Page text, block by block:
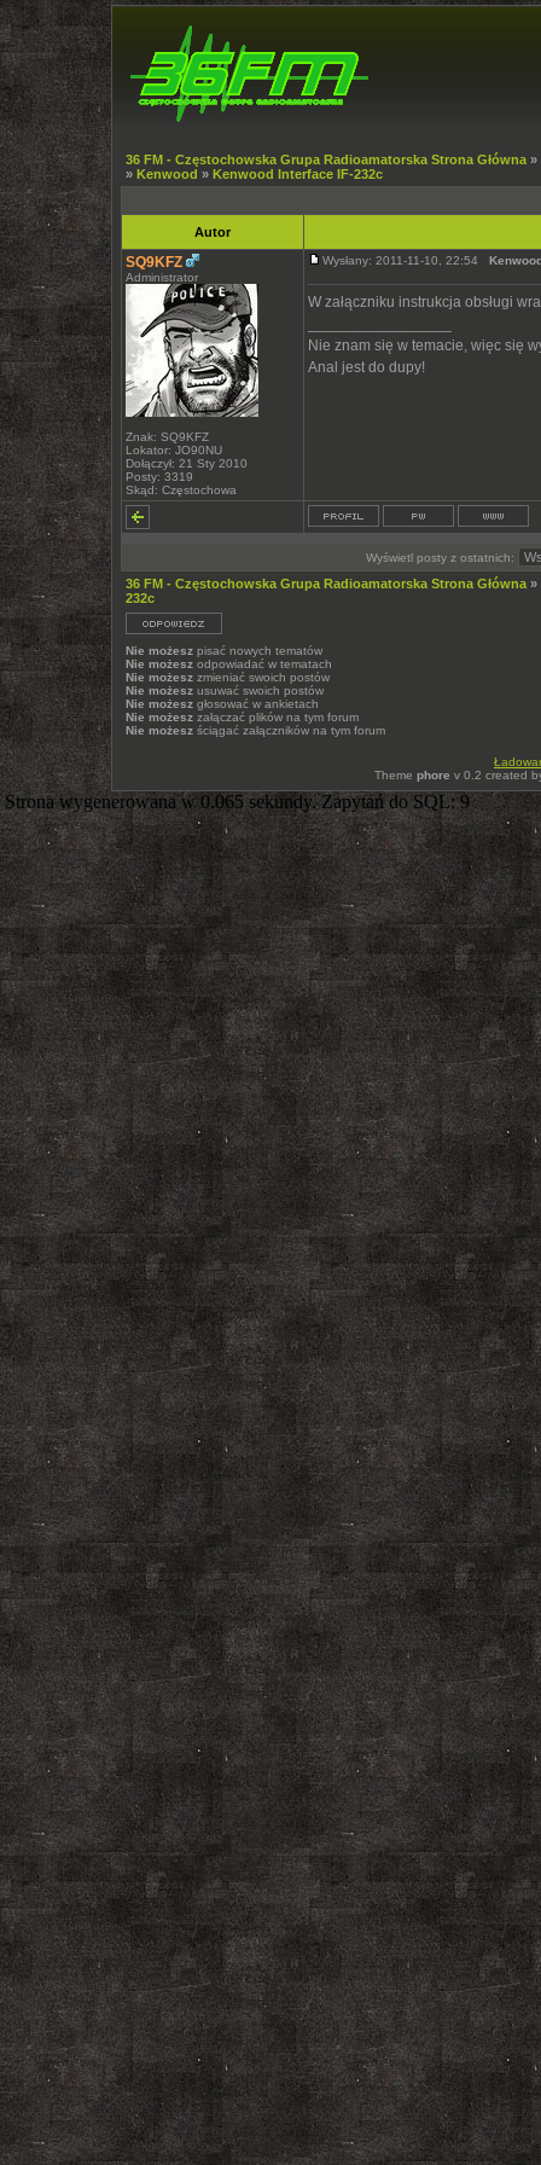
36 FM - Częstochowska Grupa Radioamatorska Strona Główna »
» Kenwood » Kenwood Interface IF-232c
Autor
SQ9KFZ
Administrator
Znak: SQ9KFZ
Lokator: JO90NU
Dołączył: 21 Sty 2010
Posty: 3319
Skąd: Częstochowa
Wysłany: 2011-11-10, 22:54
W załączniku instrukcja obsługi
Nie znam się w temacie, więc się
Anal jest do dupy!
Wyświetl posty z ostatnich:
36 FM - Częstochowska Grupa Radioamatorska Strona Główna »
232c
Nie możesz pisać nowych tematów
Nie możesz odpowiadać w tematach
Nie możesz zmieniać swoich postów
Nie możesz usuwać swoich postów
Nie możesz głosować w ankietach
Nie możesz załączać plików na tym forum
Nie możesz ściągać załączników na tym forum
Theme phore v 0.2 created
Strona wygenerowana w 0.065 sekundy. Zapytań do SQL: 9